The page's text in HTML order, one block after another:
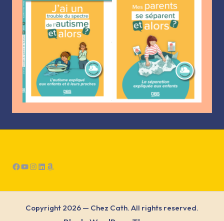
Facebook
YouTube
Instagram
LinkedIn
Amazon
Copyright 2026 — Chez Cath. All rights reserved.